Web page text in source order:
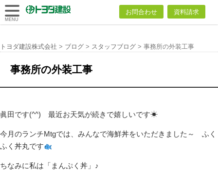
トヨダ建設
お問合わせ 資料請求
MENU
トヨダ建設株式会社 > ブログ > スタッフブログ > 事務所の外装工事
事務所の外装工事
眞田です(^^) 最近お天気が続きで嬉しいです☀
今月のランチMtgでは、みんなで海鮮丼をいただきました～ ふく
ふく丼丸です
ちなみに私は「まんぷく丼」♪